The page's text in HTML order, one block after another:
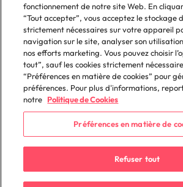
Nos politiques
Politique de confidentialité
Politique de cookies
Bibliothèque de politiques
En
Lyon
Paris
© 2025 Robert Walters Plc. All
fonctionnement de notre site Web. En
“Tout accepter”, vous acceptez le stockage
strictement nécessaires sur votre appareil
navigation sur le site, analyser son
nos efforts marketing. Vous pouvez choisir
tout”, sauf les cookies strictement
“Préférences en matière de cookies” pour
préférences. Pour plus d'informations,
notre Politique de Cookies
Préférences en matière de
Refuser tout